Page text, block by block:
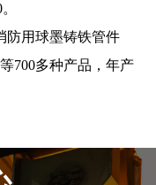
用球墨铸铁管件
700多种产品，年产